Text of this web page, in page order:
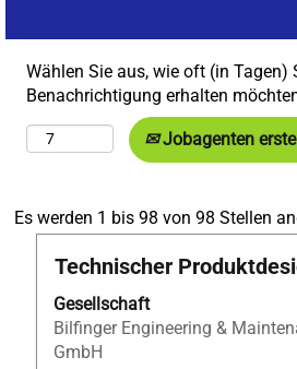
Wählen Sie aus, wie oft (in Tagen)
Benachrichtigung erhalten
Jobagenten
Es werden 1 bis 98 von 98 Stellen
Stellenbezeichnung
Technischer
Gesellschaft
Bilfinger Engineering &
GmbH
Drücken
die
Leertaste,
um